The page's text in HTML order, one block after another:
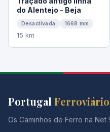
do Alentejo - Beja
Desactivada 1668 mm
15 km
Portugal Ferroviário
Os Caminhos de Ferro na Net !